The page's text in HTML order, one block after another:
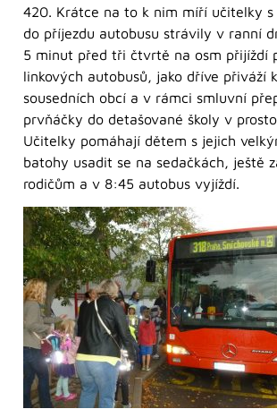
420. Krátce na to k nim míří učitelky
do příjezdu autobusu strávily v ranní
5 minut před tři čtvrtě na osm přijíždí
linkových autobusů, jako dříve přiváží
sousedních obcí a v rámci smluvní
prvňáčky do detašované školy v
Učitelky pomáhají dětem s jejich
batohy usadit se na sedačkách, ještě
rodičům a v 8:45 autobus vyjíždí.